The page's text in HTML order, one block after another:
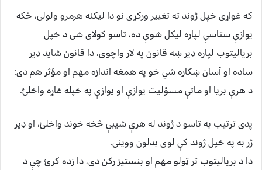
که غواړی خپل ژوند ته تغییر ورکړی نو دا لیکنه هرمرو ولولی، ځکه
یوازې ستاسې لپاره لیکل شوې ده، تاسو کولای شی د خپل
بریالیتوب لپاره ډیر ښه قانون په لار واچوی، دا قانون شاید ډیر
ساده او آسان ښکاره شي خو په همغه اندازه مهم او مؤثر هم دی:
د هرې بریا او ماتې مسؤلیت یوازې او یوازې په خپله غاړه واخلئ.
پدی ترتیب به تاسو د ژوند له هرې شیبې څخه خوند واخلئ، او ډیر
ژر به په خپل ژوند کې لوى بدلون ووینى.
دا د بریالیتوب تر ټولو مهم او بنستیز رکن دی، دا زده کړئ چې د